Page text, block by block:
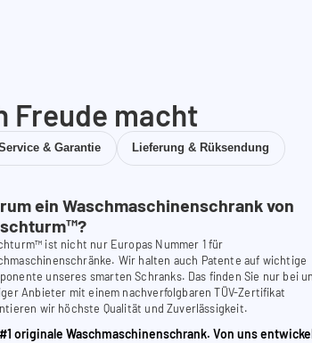
Freude macht
& Garantie Lieferung & Rüksendung
ein Waschmaschinenschrank von
ist nicht nur Europas Nummer 1 für
Wir halten auch Patente auf wichtige
unseres smarten Schranks. Das finden Sie nur bei
Anbieter mit einem nachverfolgbaren TÜV-Zertifikat
wir höchste Qualität und Zuverlässigkeit.
originale Waschmaschinenschrank. Von uns